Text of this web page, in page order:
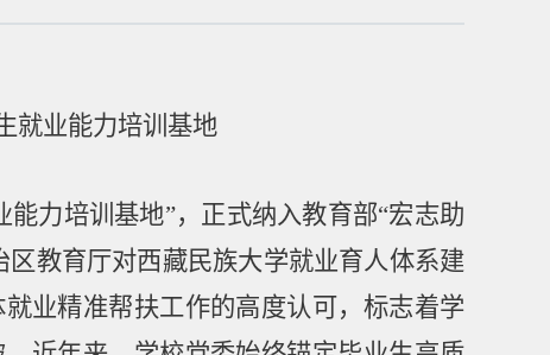
就业能力培训基地
能力培训基地”，正式纳入教育部“宏志助
教育厅对西藏民族大学就业育人体系建
业精准帮扶工作的高度认可，标志着学